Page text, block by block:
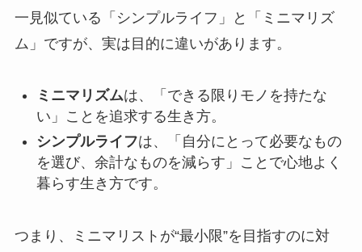
一見似ている「シンプルライフ」と「ミニマリズ
ム」ですが、実は目的に違いがあります。
ミニマリズムは、「できる限りモノを持たな
い」ことを追求する生き方。
シンプルライフは、「自分にとって必要なもの
を選び、余計なものを減らす」ことで心地よく
暮らす生き方です。
つまり、ミニマリストが“最小限”を目指すのに対